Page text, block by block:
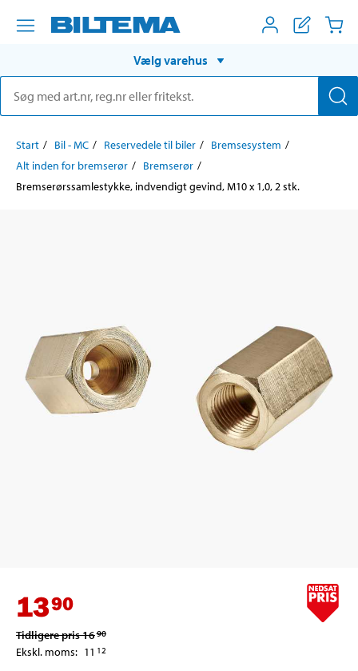
Vælg varehus
Start Bil - MC Reservedele til biler
Bremsesystem
Alt inden for bremserør
Bremserør
Bremserørssamlestykke, indvendigt gevind, M10 x 1,0, 2 stk.
1390
Tidligere pris1690
Ekskl. moms: 11 12